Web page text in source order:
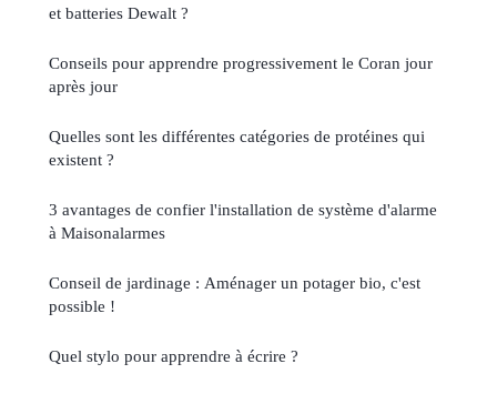
et batteries Dewalt ?
Conseils pour apprendre progressivement le Coran jour
après jour
Quelles sont les différentes catégories de protéines qui
existent ?
3 avantages de confier l'installation de système d'alarme
à Maisonalarmes
Conseil de jardinage : Aménager un potager bio, c'est
possible !
Quel stylo pour apprendre à écrire ?